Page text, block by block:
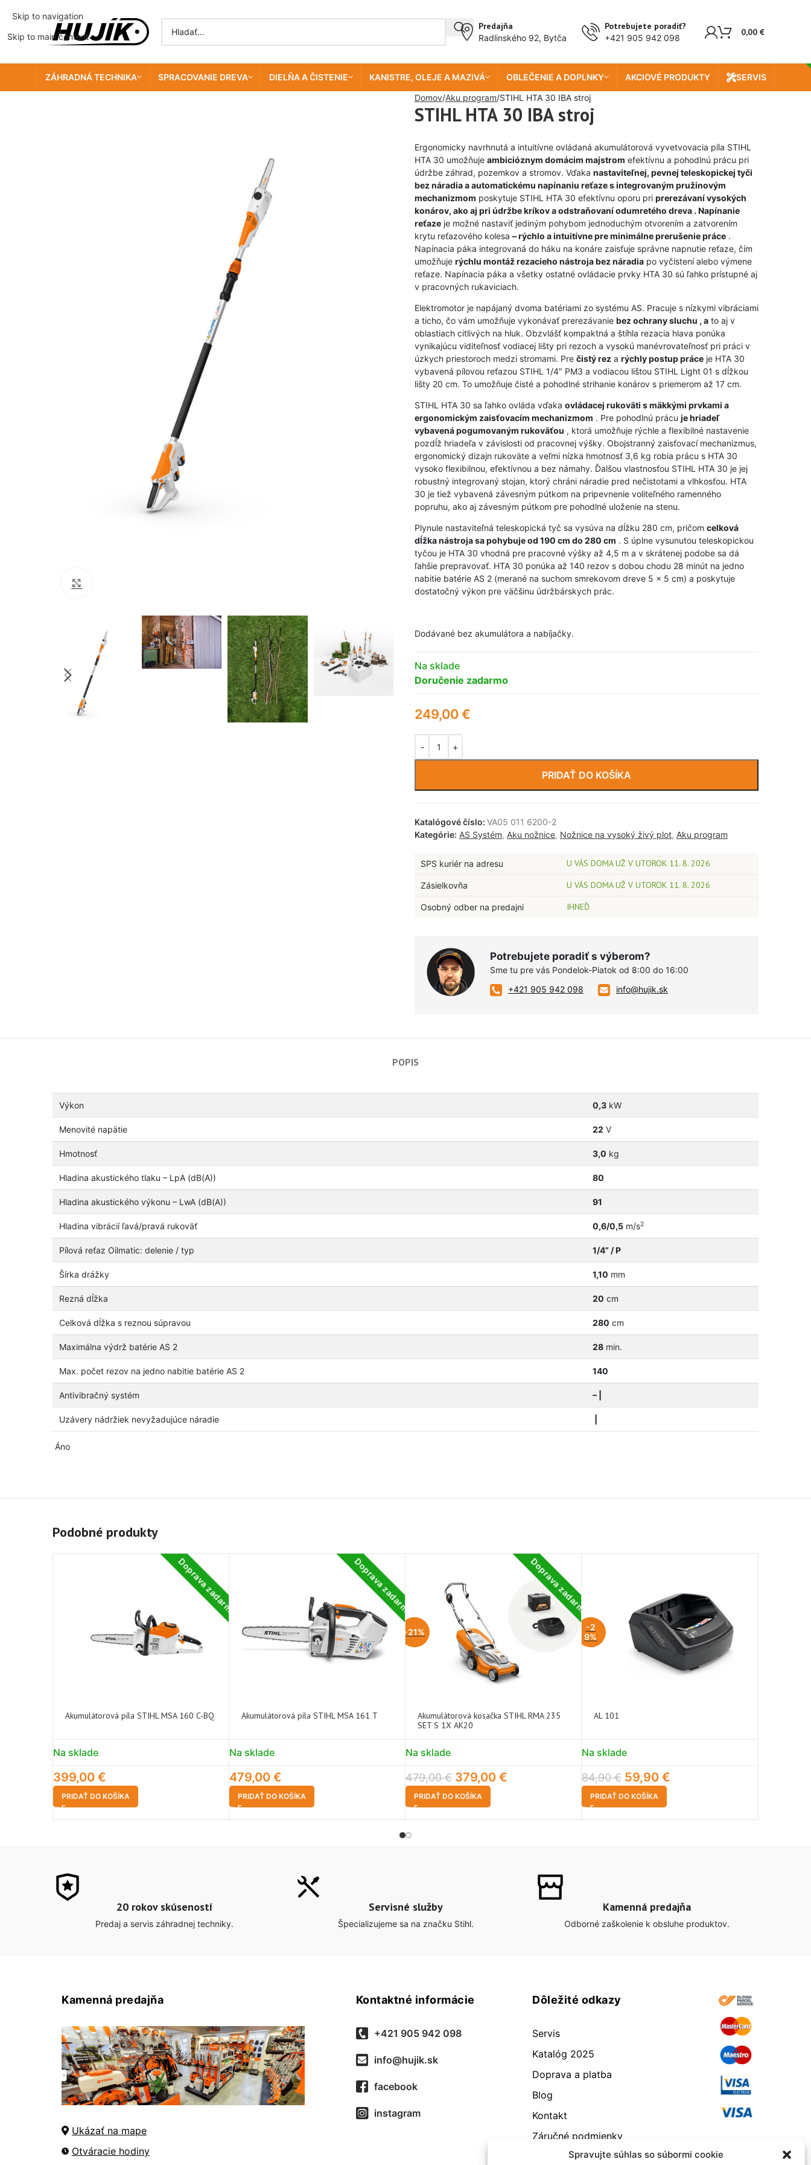
Spravujte súhlas so súbormi cookie
Skip to navigation
Skip to main content
Predajňa
Radlinského 92, Bytča
Potrebujete poradiť?
+421 905 942 098
0,00 €
ZÁHRADNÁ TECHNIKA SPRACOVANIE DREVA DIELŇA A ČISTENIE KANISTRE, OLEJE A MAZIVÁ OBLEČENIE A DOPLNKY AKCIOVÉ PRODUKTY SERVIS
Doprava
Domov Aku program STIHL HTA 30 IBA stroj
STIHL HTA 30 IBA stroj
Ergonomicky navrhnutá a intuitívne ovládaná akumulátorová vyvetvovacia píla STIHL
HTA 30 umožňuje ambicióznym domácim majstrom efektívnu a pohodlnú prácu pri
údržbe záhrad, pozemkov a stromov. Vďaka nastaviteľnej, pevnej teleskopickej tyči
bez náradia a automatickému napínaniu reťaze s integrovaným pružinovým
mechanizmom poskytuje STIHL HTA 30 efektívnu oporu pri prerezávaní vysokých
konárov, ako aj pri údržbe kríkov a odstraňovaní odumretého dreva . Napínanie
reťaze je možné nastaviť jediným pohybom jednoduchým otvorením a zatvorením
krytu reťazového kolesa – rýchlo a intuitívne pre minimálne prerušenie práce .
Napínacia páka integrovaná do háku na konáre zaisťuje správne napnutie reťaze, čím
umožňuje rýchlu montáž rezacieho nástroja bez náradia po vyčistení alebo výmene
reťaze. Napínacia páka a všetky ostatné ovládacie prvky HTA 30 sú ľahko prístupné aj
v pracovných rukaviciach.
Elektromotor je napájaný dvoma batériami zo systému AS. Pracuje s nízkymi vibráciami
a ticho, čo vám umožňuje vykonávať prerezávanie bez ochrany sluchu , a to aj v
oblastiach citlivých na hluk. Obzvlášť kompaktná a štíhla rezacia hlava ponúka
vynikajúcu viditeľnosť vodiacej lišty pri rezoch a vysokú manévrovateľnosť pri práci v
úzkych priestoroch medzi stromami. Pre čistý rez a rýchly postup práce je HTA 30
vybavená pílovou reťazou STIHL 1/4″ PM3 a vodiacou lištou STIHL Light 01 s dĺžkou
lišty 20 cm. To umožňuje čisté a pohodlné strihanie konárov s priemerom až 17 cm.
STIHL HTA 30 sa ľahko ovláda vďaka ovládacej rukoväti s mäkkými prvkami a
ergonomickým zaisťovacím mechanizmom . Pre pohodlnú prácu je hriadeľ
vybavená pogumovaným rukoväťou , ktorá umožňuje rýchle a flexibilné nastavenie
pozdĺž hriadeľa v závislosti od pracovnej výšky. Obojstranný zaisťovací mechanizmus,
ergonomický dizajn rukoväte a veľmi nízka hmotnosť 3,6 kg robia prácu s HTA 30
vysoko flexibilnou, efektívnou a bez námahy. Ďalšou vlastnosťou STIHL HTA 30 je jej
robustný integrovaný stojan, ktorý chráni náradie pred nečistotami a vlhkosťou. HTA
30 je tiež vybavená závesným pútkom na pripevnenie voliteľného ramenného
popruhu, ako aj závesným pútkom pre pohodlné uloženie na stenu.
Plynule nastaviteľná teleskopická tyč sa vysúva na dĺžku 280 cm, pričom celková
dĺžka nástroja sa pohybuje od 190 cm do 280 cm . S úplne vysunutou teleskopickou
tyčou je HTA 30 vhodná pre pracovné výšky až 4,5 m a v skrátenej podobe sa dá
ľahšie prepravovať. HTA 30 ponúka až 140 rezov s dobou chodu 28 minút na jedno
nabitie batérie AS 2 (merané na suchom smrekovom dreve 5 x 5 cm) a poskytuje
dostatočný výkon pre väčšinu údržbárskych prác.
Dodávané bez akumulátora a nabíjačky.
Na sklade
Doručenie zadarmo
249,00€
PRIDAŤ DO KOŠÍKA
Katalógové číslo: VA05 011 6200-2
Kategórie: AS Systém, Aku nožnice, Nožnice na vysoký živý plot, Aku program
SPS kuriér na adresu U VÁS DOMA UŽ V UTOROK 11. 8. 2026
Zásielkovňa U VÁS DOMA UŽ V UTOROK 11. 8. 2026
Osobný odber na predajni IHNEĎ
Potrebujete poradiť s výberom?
Sme tu pre vás Pondelok-Piatok od 8:00 do 16:00
+421 905 942 098
info@hujik.sk
POPIS
Výkon 0,3kW
Menovité napätie 22 V
Hmotnosť 3,0 kg
Hladina akustického tlaku – LpA (dB(A)) 80
Hladina akustického výkonu – LwA (dB(A)) 91
Hladina vibrácií ľavá/pravá rukoväť 0,6/0,5m/s2
Pílová reťaz Oilmatic: delenie / typ 1/4” / P
Šírka drážky 1,10 mm
Rezná dĺžka 20 cm
Celková dĺžka s reznou súpravou 280 cm
Maximálna výdrž batérie AS 2 28min.
Max. počet rezov na jedno nabitie batérie AS 2 140
Antivibračný systém – |
Uzávery nádržiek nevyžadujúce náradie
Áno
Podobné produkty
Doprava zadarmo
Akumulátorová píla STIHL MSA 160 C-BQ
Na sklade
399,00 €
PRIDAŤ DO KOŠÍKA
Doprava zadarmo
Akumulátorová píla STIHL MSA 161 T
Na sklade
479,00 €
PRIDAŤ DO KOŠÍKA
Doprava zadarmo
-21%
Akumulátorová kosačka STIHL RMA 235
SET S 1X AK20
Na sklade
479,00€ 379,00 €
PRIDAŤ DO KOŠÍKA
-2
9%
AL 101
Na sklade
84,90€ 59,90 €
PRIDAŤ DO KOŠÍKA
20 rokov skúseností
Predaj a servis záhradnej techniky.
Servisné služby
Špecializujeme sa na značku Stihl.
Kamenná predajňa
Odborné zaškolenie k obsluhe produktov.
Kamenná predajňa
Ukázať na mape
Otváracie hodiny
Kontaktné informácie
+421 905 942 098
info@hujik.sk
facebook
instagram
Dôležité odkazy
Servis
Katalóg 2025
Doprava a platba
Blog
Kontakt
Záručné podmienky
Odstúpenie od zmluvy